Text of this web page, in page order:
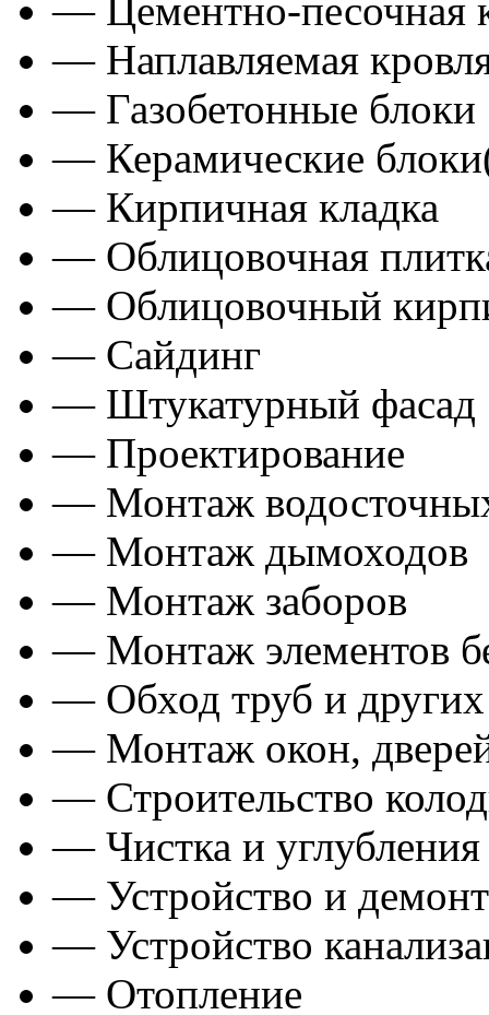
— Цементно-песочная
— Наплавляемая
— Газобетонные блоки
— Керамические
— Кирпичная кладка
— Облицовочная
— Облицовочный
— Сайдинг
— Штукатурный фасад
— Проектирование
— Монтаж
— Монтаж дымоходов
— Монтаж заборов
— Монтаж элементов
— Обход труб и других
— Монтаж окон,
— Строительство
— Чистка и углубления
— Устройство и
— Устройство
— Отопление